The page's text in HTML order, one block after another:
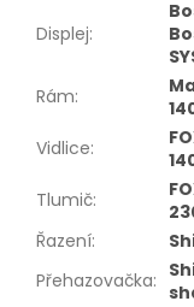
Displej:
Rám:
Vidlice:
Tlumič:
Řazení:
Přehazovačka: